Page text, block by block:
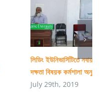
লিডিং ইউনিভার্সিটিতে
দক্ষতা বিষয়ক কর্মশালা অনুষ্ঠিত
July 29th, 2019